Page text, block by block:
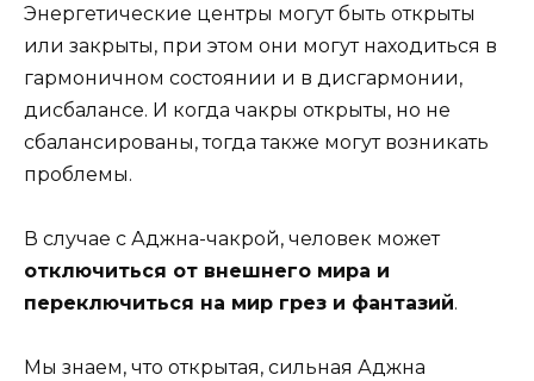
Энергетические центры могут быть открыты
или закрыты, при этом они могут находиться в
гармоничном состоянии и в дисгармонии,
дисбалансе. И когда чакры открыты, но не
сбалансированы, тогда также могут возникать
проблемы.
В случае с Аджна-чакрой, человек может
отключиться от внешнего мира и
переключиться на мир грез и фантазий.
Мы знаем, что открытая, сильная Аджна